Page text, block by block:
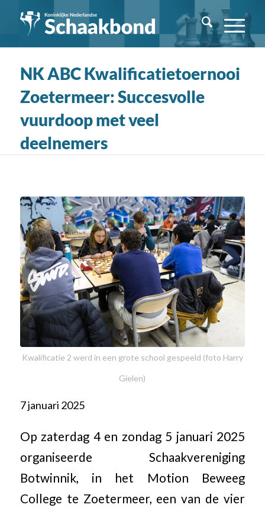
NK ABC Kwalificatietoernooi
Zoetermeer: Succesvolle
vuurdoop met veel
deelnemers
Kwalificatie 2 werd in een grote school gespeeld (foto Harry
Gielen)
7 januari 2025
Op zaterdag 4 en zondag 5 januari 2025
organiseerde Schaakvereniging
Botwinnik, in het Motion Beweeg
College te Zoetermeer, een van de vier